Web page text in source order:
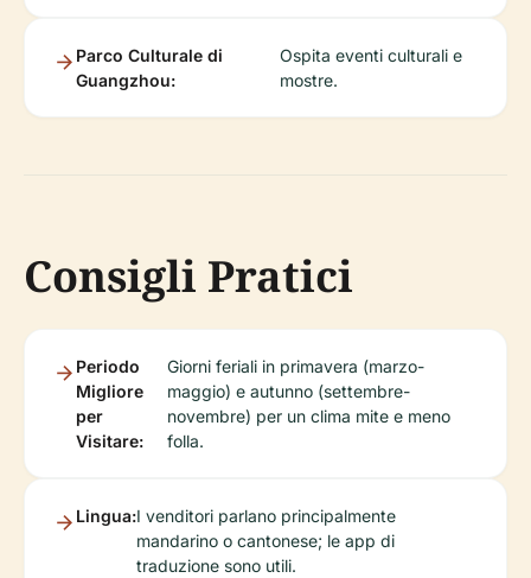
Parco Culturale di
Guangzhou:
Ospita eventi culturali e
mostre.
Consigli Pratici
Periodo
Migliore
per
Visitare:
Giorni feriali in primavera (marzo-
maggio) e autunno (settembre-
novembre) per un clima mite e meno
folla.
Lingua:I venditori parlano principalmente
mandarino o cantonese; le app di
traduzione sono utili.